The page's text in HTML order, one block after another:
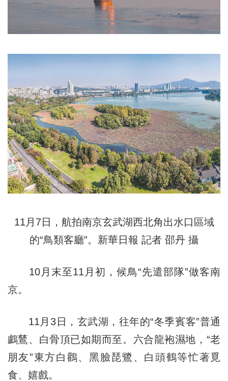
11月7日，航拍南京玄武湖西北角出水口區域
的“鳥類客廳”。新華日報 記者 邵丹 攝
10月末至11月初，候鳥“先遣部隊”做客南
京。
11月3日，玄武湖，往年的“冬季賓客”普通
鸕鶿、白骨頂已如期而至。六合龍袍濕地，“老
朋友”東方白鸛、黑臉琵鷺、白頭鶴等忙著覓
食、嬉戲。